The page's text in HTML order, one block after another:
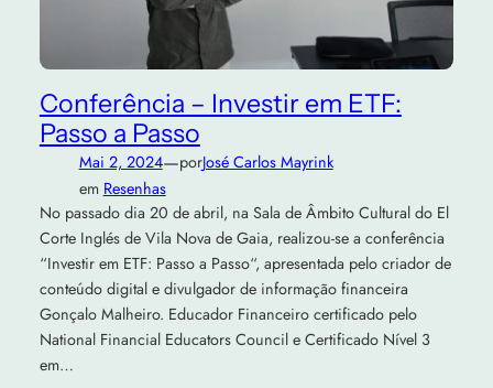
Conferência – Investir em ETF:
Passo a Passo
Mai 2, 2024—porJosé Carlos Mayrink
em Resenhas
No passado dia 20 de abril, na Sala de Âmbito Cultural do El
Corte Inglés de Vila Nova de Gaia, realizou-se a conferência
“Investir em ETF: Passo a Passo“, apresentada pelo criador de
conteúdo digital e divulgador de informação financeira
Gonçalo Malheiro. Educador Financeiro certificado pelo
National Financial Educators Council e Certificado Nível 3
em…